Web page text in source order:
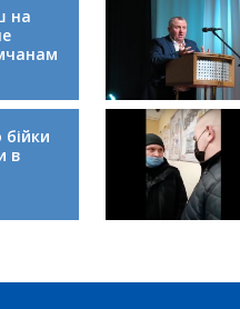
на
бійки
в